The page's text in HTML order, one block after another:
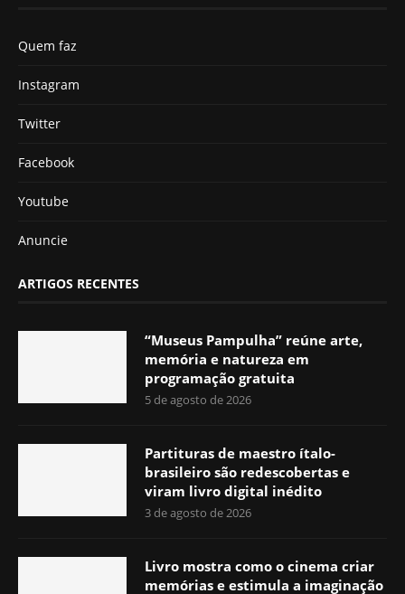
Quem faz
Instagram
Twitter
Facebook
Youtube
Anuncie
ARTIGOS RECENTES
“Museus Pampulha” reúne arte,
memória e natureza em
programação gratuita
5 de agosto de 2026
Partituras de maestro ítalo-
brasileiro são redescobertas e
viram livro digital inédito
3 de agosto de 2026
Livro mostra como o cinema criar
memórias e estimula a imaginação